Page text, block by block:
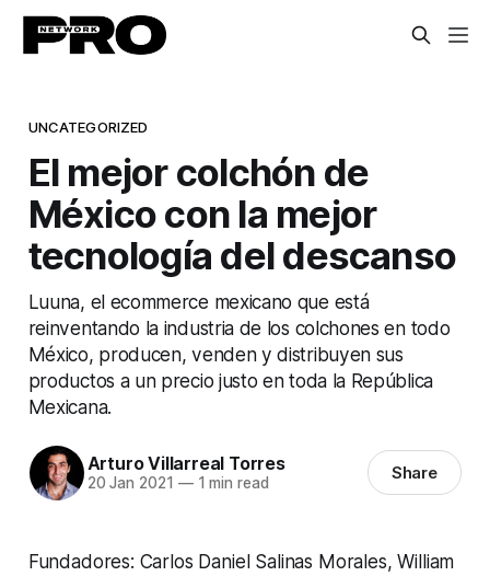
UNCATEGORIZED
El mejor colchón de
México con la mejor
tecnología del descanso
Luuna, el ecommerce mexicano que está
reinventando la industria de los colchones en todo
México, producen, venden y distribuyen sus
productos a un precio justo en toda la República
Mexicana.
Arturo Villarreal Torres
20 Jan 2021 —1 min read Share
Fundadores: Carlos Daniel Salinas Morales, William